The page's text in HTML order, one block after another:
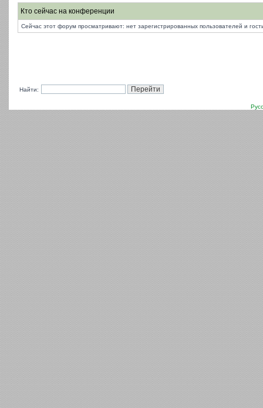
Кто сейчас на конференции
Сейчас этот форум просматривают: нет зарегистрированных пользователей и
Найти: